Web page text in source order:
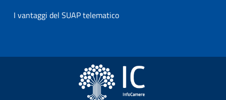
I vantaggi del SUAP telematico